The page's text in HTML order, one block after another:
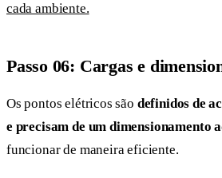
cada ambiente.
Passo 06: Cargas e
Os pontos elétricos são definidos de
e precisam de um dimensionamento
funcionar de maneira eficiente.